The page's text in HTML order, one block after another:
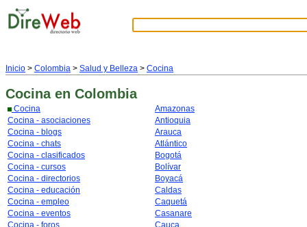
Inicio > Colombia > Salud y Belleza > Cocina
Cocina en Colombia
Cocina
Cocina - asociaciones
Cocina - blogs
Cocina - chats
Cocina - clasificados
Cocina - cursos
Cocina - directorios
Cocina - educación
Cocina - empleo
Cocina - eventos
Cocina - foros
Amazonas
Antioquia
Arauca
Atlántico
Bogotá
Bolívar
Boyacá
Caldas
Caquetá
Casanare
Cauca